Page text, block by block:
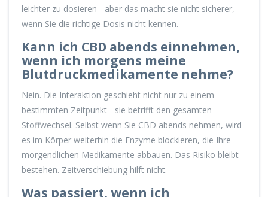
leichter zu dosieren - aber das macht sie nicht sicherer,
wenn Sie die richtige Dosis nicht kennen.
Kann ich CBD abends einnehmen,
wenn ich morgens meine
Blutdruckmedikamente nehme?
Nein. Die Interaktion geschieht nicht nur zu einem
bestimmten Zeitpunkt - sie betrifft den gesamten
Stoffwechsel. Selbst wenn Sie CBD abends nehmen, wird
es im Körper weiterhin die Enzyme blockieren, die Ihre
morgendlichen Medikamente abbauen. Das Risiko bleibt
bestehen. Zeitverschiebung hilft nicht.
Was passiert, wenn ich